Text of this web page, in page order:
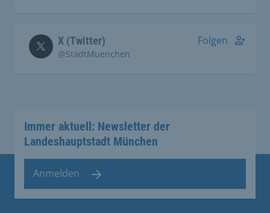
X (Twitter)
@StadtMuenchen
Folgen
Immer aktuell: Newsletter der
Landeshauptstadt München
Anmelden